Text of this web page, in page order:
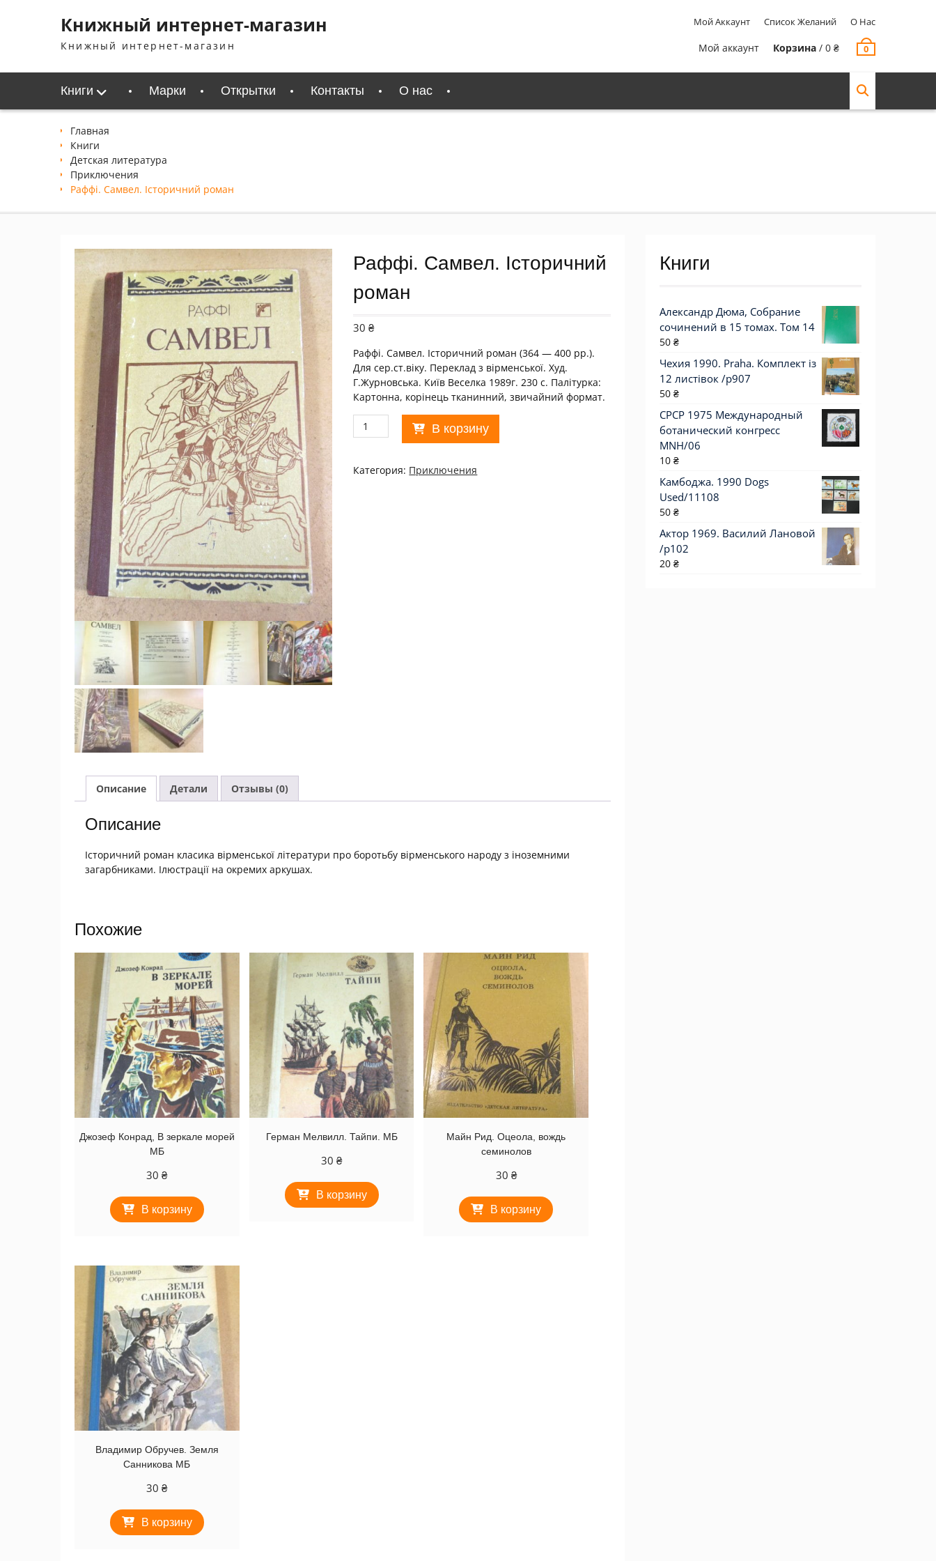
содержимомуКнижный интернет-магазин
Книжный интернет-магазин
Мой Аккаунт Список Желаний О Нас
Мой аккаунт Корзина / 0 ₴ 0
Книги Марки Открытки Контакты О нас
Главная
Книги
Детская литература
Приключения
Раффі. Самвел. Історичний роман
Раффі. Самвел. Історичний
роман
30₴
Раффі. Самвел. Історичний роман (364 — 400 рр.).
Для сер.ст.віку. Переклад з вірменської. Худ.
Г.Журновська. Київ Веселка 1989г. 230 с. Палiтурка:
Картонна, корінець тканинний, звичайний формат.
Количество
товара
Самвел.
Історичний
В корзину
Категория: Приключения
Описание Детали Отзывы (0)
Описание
Історичний роман класика вірменської літератури про боротьбу вірменського народу з іноземними
загарбниками. Ілюстрації на окремих аркушах.
Похожие
Джозеф Конрад, В зеркале морей
МБ
30₴
В корзину
Герман Мелвилл. Тайпи. МБ
30 ₴
В корзину
Майн Рид. Оцеола, вождь
семинолов
30 ₴
В корзину
Владимир Обручев. Земля
Санникова МБ
30₴
В корзину
Книги
Александр Дюма, Собрание
сочинений в 15 томах. Том 14
50 ₴
Чехия 1990. Praha. Комплект із
12 листівок /р907
50 ₴
СРСР 1975 Международный
ботанический конгресс
MNH/06
10 ₴
Камбоджа. 1990 Dogs
Used/11108
50 ₴
Актор 1969. Василий Лановой
/p102
20 ₴